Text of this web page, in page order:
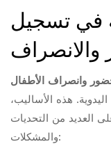
في تسجيل
والانصراف
وانصراف الأطفال
هذه الأساليب،
العديد من التحديات
والمشكلات: